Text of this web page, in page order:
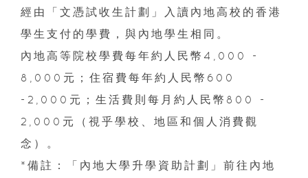
經由「文憑試收生計劃」入讀內地高校的香港
學生支付的學費，與內地學生相同。
內地高等院校學費每年約人民幣4,000 -
8,000元；住宿費每年約人民幣600
-2,000元；生活費則每月約人民幣800 -
2,000元（視乎學校、地區和個人消費觀
念）。
*備註：「內地大學升學資助計劃」前往內地